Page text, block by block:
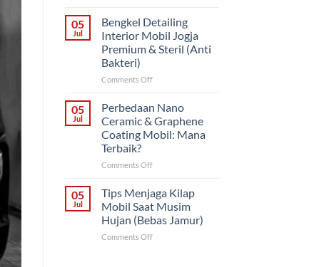
Bergaransi
Menghilangkan
Halus
pada
Mobil
Permanen)
05
Jul
Bengkel Detailing
Interior Mobil Jogja
Premium & Steril (Anti
Bakteri)
Comments Offon
Detailing
Mobil
Jogja
&
Bakteri)
05
Jul
Perbedaan Nano
Ceramic & Graphene
Coating Mobil: Mana
Terbaik?
Comments Offon
Nano
Ceramic
&
Graphene
Coating
05
Jul
Tips Menjaga Kilap
Mobil Saat Musim
Hujan (Bebas Jamur)
Comments Offon